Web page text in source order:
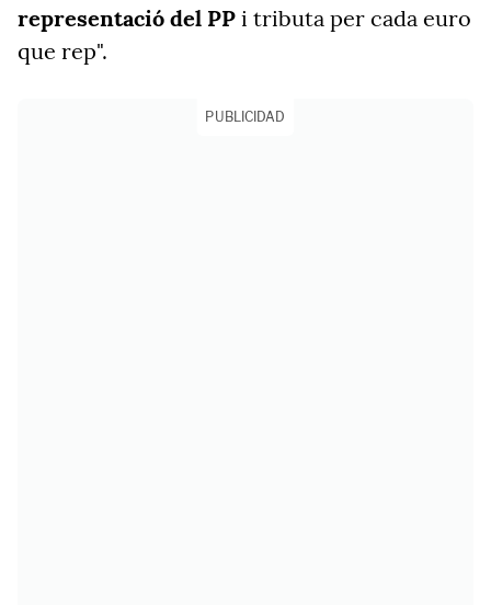
representació del PP i tributa per cada euro
que rep".
PUBLICIDAD